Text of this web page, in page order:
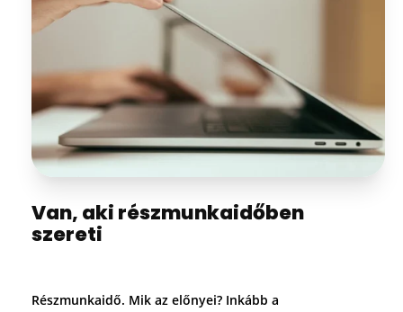
Van, aki részmunkaidőben
szereti
Részmunkaidő. Mik az előnyei? Inkább a